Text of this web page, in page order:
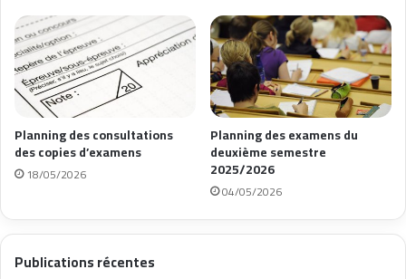
Planning des consultations
des copies d’examens
18/05/2026
Planning des examens du
deuxième semestre
2025/2026
04/05/2026
Publications récentes